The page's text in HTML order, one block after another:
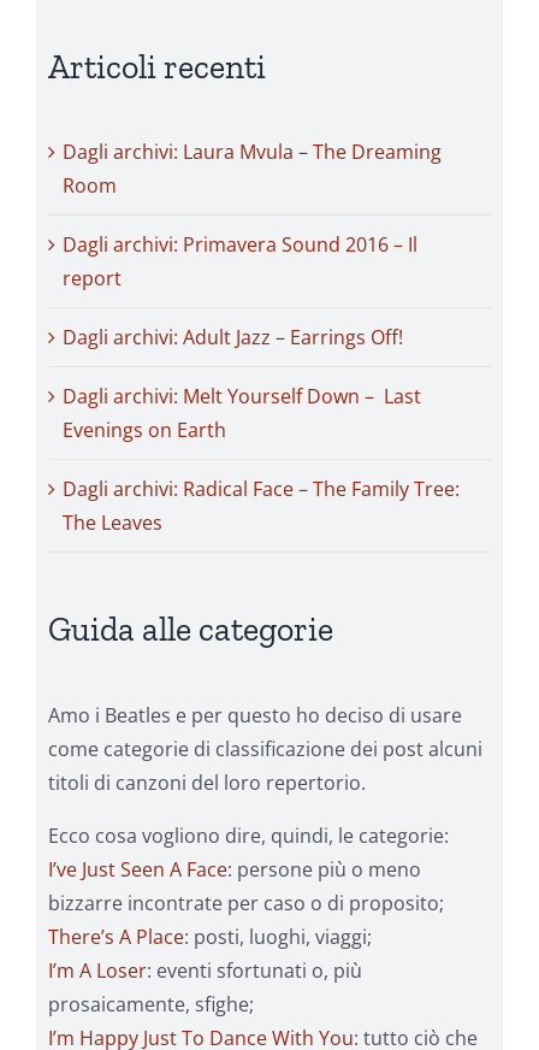
Articoli recenti
Dagli archivi: Laura Mvula – The Dreaming
Room
Dagli archivi: Primavera Sound 2016 – Il
report
Dagli archivi: Adult Jazz – Earrings Off!
Dagli archivi: Melt Yourself Down – Last
Evenings on Earth
Dagli archivi: Radical Face – The Family Tree:
The Leaves
Guida alle categorie
Amo i Beatles e per questo ho deciso di usare
come categorie di classificazione dei post alcuni
titoli di canzoni del loro repertorio.
Ecco cosa vogliono dire, quindi, le categorie:
I’ve Just Seen A Face: persone più o meno
bizzarre incontrate per caso o di proposito;
There’s A Place: posti, luoghi, viaggi;
I’m A Loser: eventi sfortunati o, più
prosaicamente, sfighe;
I’m Happy Just To Dance With You: tutto ciò che